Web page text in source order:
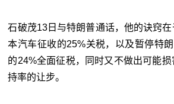
石破茂13日与特朗普通话，他的诀窍
本汽车征收的25%关税，以及暂停特
的24%全面征税，同时又不做出可能
持率的让步。